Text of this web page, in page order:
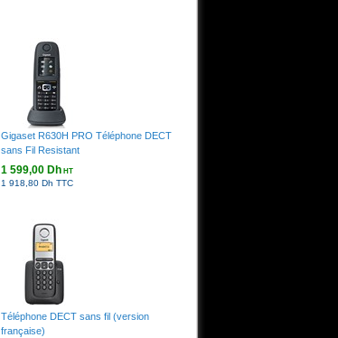
Gigaset R630H PRO Téléphone DECT
sans Fil Resistant
1 599,00 DhHT
1 918,80 Dh TTC
Téléphone DECT sans fil (version
française)